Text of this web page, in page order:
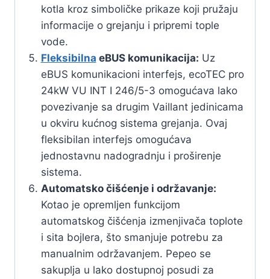
kotla kroz simboličke prikaze koji pružaju
informacije o grejanju i pripremi tople
vode.
Fleksibilna eBUS komunikacija: Uz
eBUS komunikacioni interfejs, ecoTEC pro
24kW VU INT I 246/5-3 omogućava lako
povezivanje sa drugim Vaillant jedinicama
u okviru kućnog sistema grejanja. Ovaj
fleksibilan interfejs omogućava
jednostavnu nadogradnju i proširenje
sistema.
Automatsko čišćenje i održavanje:
Kotao je opremljen funkcijom
automatskog čišćenja izmenjivača toplote
i sita bojlera, što smanjuje potrebu za
manualnim održavanjem. Pepeo se
sakuplja u lako dostupnoj posudi za